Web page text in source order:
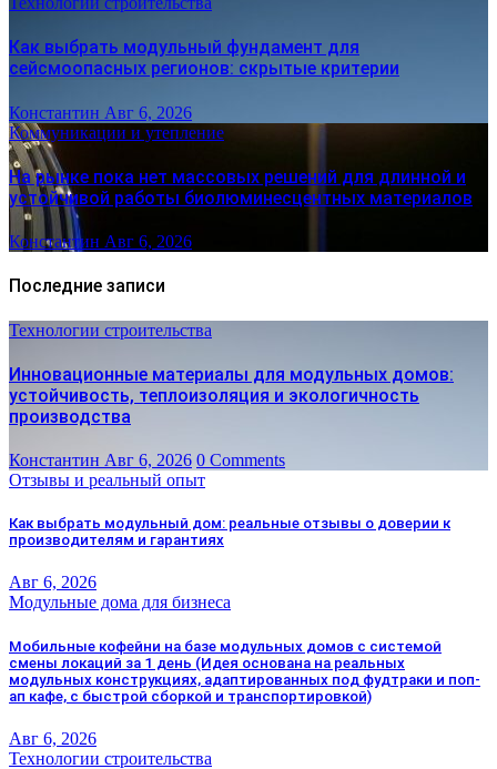
Как выбрать модульный фундамент для
сейсмоопасных регионов: скрытые критерии
Константин Авг 6, 2026
Коммуникации и утепление
На рынке пока нет массовых решений для длинной и
устойчивой работы биолюминесцентных материалов
Константин Авг 6, 2026
Последние записи
Технологии строительства
Инновационные материалы для модульных домов:
устойчивость, теплоизоляция и экологичность
производства
Константин Авг 6, 2026 0 Comments
Отзывы и реальный опыт
Как выбрать модульный дом: реальные отзывы о доверии к
производителям и гарантиях
Авг 6, 2026
Модульные дома для бизнеса
Мобильные кофейни на базе модульных домов с системой
смены локаций за 1 день (Идея основана на реальных
модульных конструкциях, адаптированных под фудтраки и поп-
ап кафе, с быстрой сборкой и транспортировкой)
Авг 6, 2026
Технологии строительства